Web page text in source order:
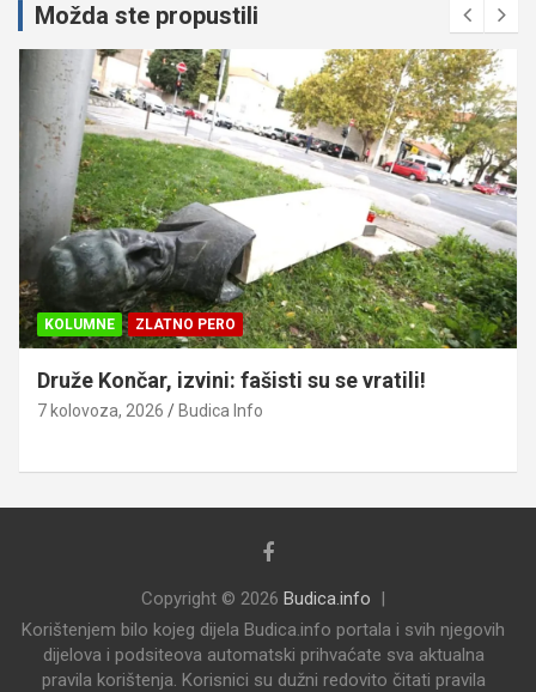
Možda ste propustili
KOLUMNE ZLATNO PERO
Druže Končar, izvini: fašisti su se vratili!
7 kolovoza, 2026 Budica Info
Copyright © 2026 Budica.info
Korištenjem bilo kojeg dijela Budica.info portala i svih njegovih
dijelova i podsiteova automatski prihvaćate sva aktualna
pravila korištenja. Korisnici su dužni redovito čitati pravila